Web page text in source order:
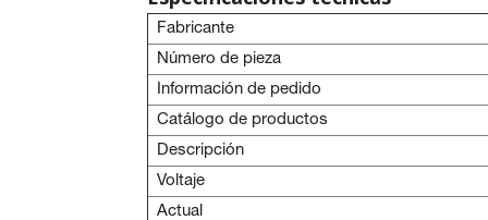
Fabricante
Número de pieza
Información de pedido
Catálogo de productos
Descripción
Voltaje
Actual